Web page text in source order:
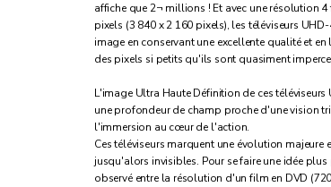
affiche que 2¬ millions ! Et avec une résolution
pixels (3 840 x 2 160 pixels), les téléviseurs
image en conservant une excellente qualité et
des pixels si petits qu'ils sont quasiment
L'image Ultra Haute Définition de ces
une profondeur de champ proche d'une vision
l'immersion au cœur de l'action.
Ces téléviseurs marquent une évolution
jusqu'alors invisibles. Pour se faire une idée
observé entre la résolution d'un film en DVD